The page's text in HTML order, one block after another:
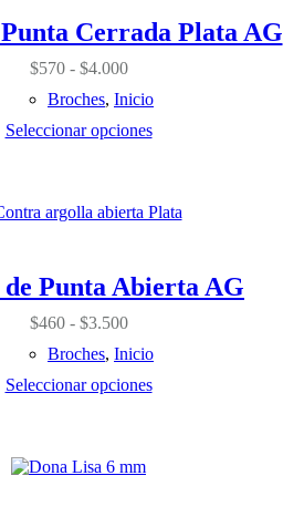
Cerrada Plata AG
$570 - $4.000Rango
precios:
desde
Broches, Inicio
Seleccionar opciones
Las
opciones
se
pueden
en
producto
Punta Abierta AG
$460 - $3.500Rango
precios:
desde
Broches, Inicio
Seleccionar opciones
producto
variantes.
Las
opciones
se
pueden
en
producto
producto